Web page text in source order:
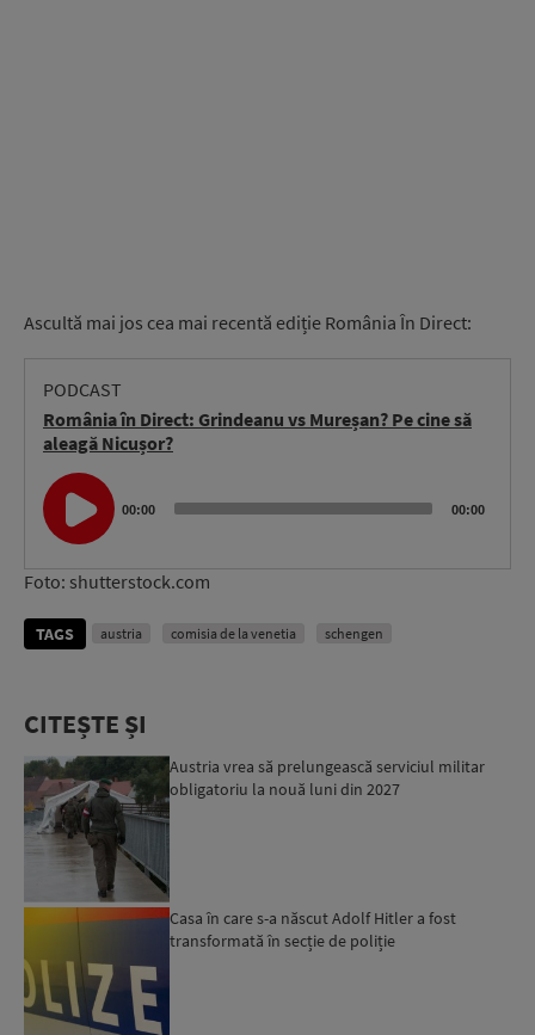
Ascultă mai jos cea mai recentă ediție România În Direct:
PODCAST
România în Direct: Grindeanu vs Mureșan? Pe cine să
aleagă Nicușor?
Audio
Player
00:00 00:00
Foto: shutterstock.com
TAGS austria comisia de la venetia schengen
CITEȘTE ȘI
Austria vrea să prelungească serviciul militar
obligatoriu la nouă luni din 2027
Casa în care s-a născut Adolf Hitler a fost
transformată în secție de poliție